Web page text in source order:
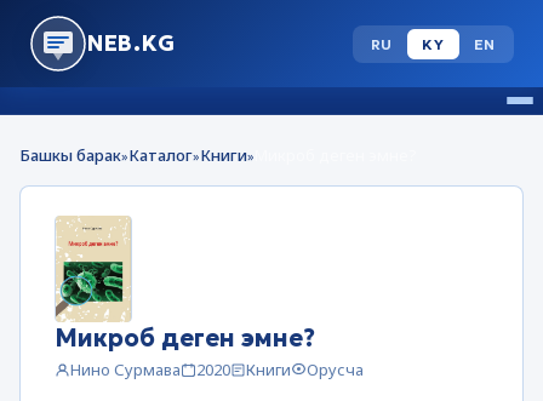
NEB.KG RU KY EN
Башкы барак»Каталог»Книги»
Микроб деген эмне?
Нино Сурмава 2020 Книги Орусча